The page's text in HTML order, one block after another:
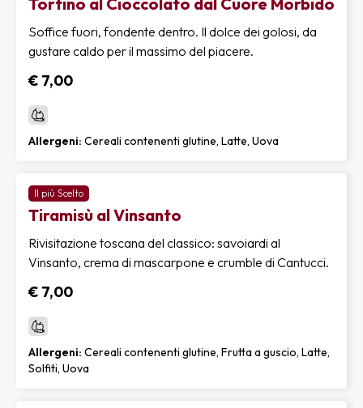
Soffice fuori, fondente dentro. Il dolce dei golosi, da
gustare caldo per il massimo del piacere.
€ 7,00
Allergeni: Cereali contenenti glutine, Latte, Uova
Il più Scelto
Tiramisù al Vinsanto
Rivisitazione toscana del classico: savoiardi al
Vinsanto, crema di mascarpone e crumble di Cantucci.
€ 7,00
Allergeni: Cereali contenenti glutine, Frutta a guscio, Latte,
Solfiti, Uova